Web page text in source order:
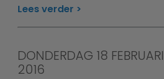
Lees verder
DONDERDAG 18 FEBRUARI
2016